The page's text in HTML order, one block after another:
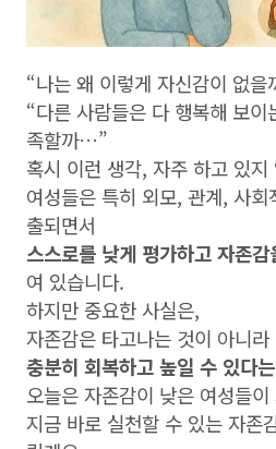
“나는 왜 이렇게 자신감이 없
“다른 사람들은 다 행복해 보
족할까…”
혹시 이런 생각, 자주 하고 있지
여성들은 특히 외모, 관계, 사
출되면서
스스로를 낮게 평가하고 자존
여 있습니다.
하지만 중요한 사실은,
자존감은 타고나는 것이 아니라
충분히 회복하고 높일 수 있다
오늘은 자존감이 낮은 여성들
지금 바로 실천할 수 있는 자존